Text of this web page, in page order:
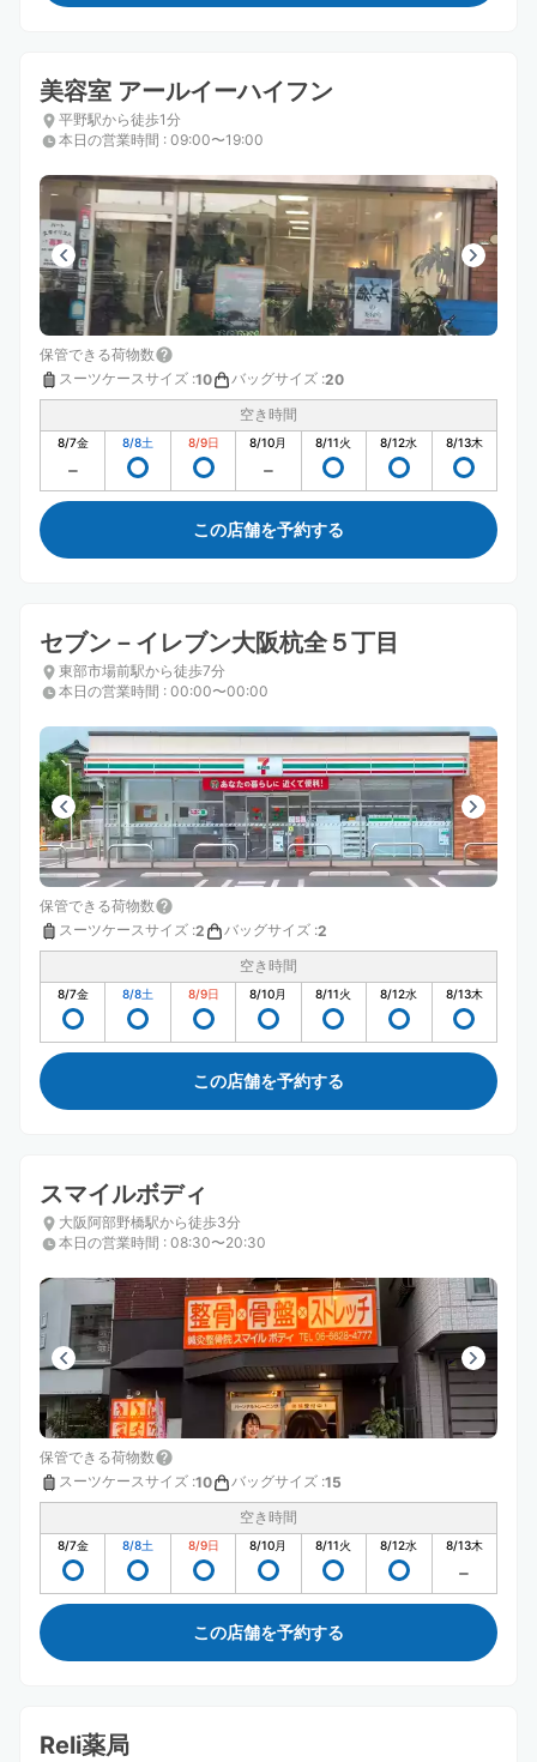
美容室 アールイーハイフン
平野駅から徒歩1分
本日の営業時間 : 09:00〜19:00
保管できる荷物数
スーツケースサイズ :10 バッグサイズ :20
空き時間
8/7金 8/8土 8/9日 8/10月 8/11火 8/12水 8/13木
この店舗を予約する
セブン－イレブン大阪杭全５丁目
東部市場前駅から徒歩7分
本日の営業時間 : 00:00〜00:00
保管できる荷物数
スーツケースサイズ :2 バッグサイズ :2
空き時間
8/7金 8/8土 8/9日 8/10月 8/11火 8/12水 8/13木
この店舗を予約する
スマイルボディ
大阪阿部野橋駅から徒歩3分
本日の営業時間 : 08:30〜20:30
保管できる荷物数
スーツケースサイズ :10 バッグサイズ :15
空き時間
8/7金 8/8土 8/9日 8/10月 8/11火 8/12水 8/13木
この店舗を予約する
Reli薬局